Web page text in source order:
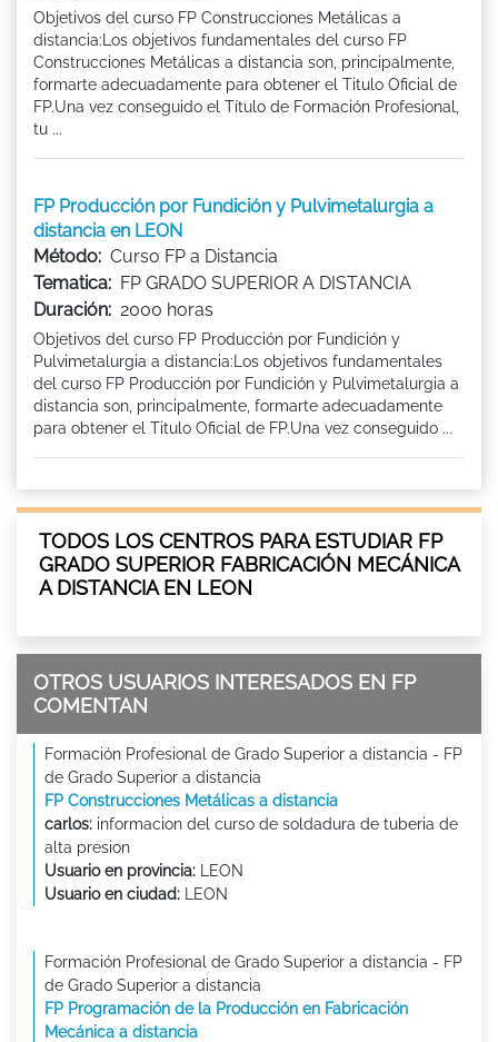
Objetivos del curso FP Construcciones Metálicas a
distancia:Los objetivos fundamentales del curso FP
Construcciones Metálicas a distancia son, principalmente,
formarte adecuadamente para obtener el Titulo Oficial de
FP.Una vez conseguido el Título de Formación Profesional,
tu ...
FP Producción por Fundición y Pulvimetalurgia a
distancia en LEON
Método: Curso FP a Distancia
Tematica: FP GRADO SUPERIOR A DISTANCIA
Duración: 2000 horas
Objetivos del curso FP Producción por Fundición y
Pulvimetalurgia a distancia:Los objetivos fundamentales
del curso FP Producción por Fundición y Pulvimetalurgia a
distancia son, principalmente, formarte adecuadamente
para obtener el Titulo Oficial de FP.Una vez conseguido ...
TODOS LOS CENTROS PARA ESTUDIAR FP
GRADO SUPERIOR FABRICACIÓN MECÁNICA
A DISTANCIA EN LEON
OTROS USUARIOS INTERESADOS EN FP
COMENTAN
Formación Profesional de Grado Superior a distancia - FP
de Grado Superior a distancia
FP Construcciones Metálicas a distancia
carlos: informacion del curso de soldadura de tuberia de
alta presion
Usuario en provincia: LEON
Usuario en ciudad: LEON
Formación Profesional de Grado Superior a distancia - FP
de Grado Superior a distancia
FP Programación de la Producción en Fabricación
Mecánica a distancia